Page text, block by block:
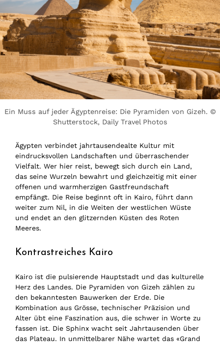
Ein Muss auf jeder Ägyptenreise: Die Pyramiden von Gizeh. ©
Shutterstock, Daily Travel Photos
Ägypten verbindet jahrtausendealte Kultur mit
eindrucksvollen Landschaften und überraschender
Vielfalt. Wer hier reist, bewegt sich durch ein Land,
das seine Wurzeln bewahrt und gleichzeitig mit einer
offenen und warmherzigen Gastfreundschaft
empfängt. Die Reise beginnt oft in Kairo, führt dann
weiter zum Nil, in die Weiten der westlichen Wüste
und endet an den glitzernden Küsten des Roten
Meeres.
Kontrastreiches Kairo
Kairo ist die pulsierende Hauptstadt und das kulturelle
Herz des Landes. Die Pyramiden von Gizeh zählen zu
den bekanntesten Bauwerken der Erde. Die
Kombination aus Grösse, technischer Präzision und
Alter übt eine Faszination aus, die schwer in Worte zu
fassen ist. Die Sphinx wacht seit Jahrtausenden über
das Plateau. In unmittelbarer Nähe wartet das «Grand